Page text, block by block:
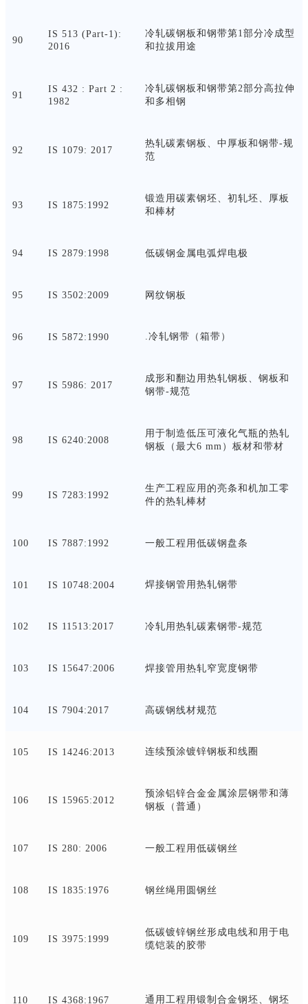
90
IS 513 (Part-1):
2016
冷轧碳钢板和钢带第1部分冷成型
和拉拔用途
91
IS 432 : Part 2 :
1982
冷轧碳钢板和钢带第2部分高拉伸
和多相钢
92 IS 1079: 2017
热轧碳素钢板、中厚板和钢带-规
范
93 IS 1875:1992
锻造用碳素钢坯、初轧坯、厚板
和棒材
94 IS 2879:1998 低碳钢金属电弧焊电极
95 IS 3502:2009 网纹钢板
96 IS 5872:1990 .冷轧钢带（箱带）
97 IS 5986: 2017
成形和翻边用热轧钢板、钢板和
钢带-规范
98 IS 6240:2008
用于制造低压可液化气瓶的热轧
钢板（最大6 mm）板材和带材
99 IS 7283:1992
生产工程应用的亮条和机加工零
件的热轧棒材
100 IS 7887:1992 一般工程用低碳钢盘条
101 IS 10748:2004 焊接钢管用热轧钢带
102 IS 11513:2017 冷轧用热轧碳素钢带-规范
103 IS 15647:2006 焊接管用热轧窄宽度钢带
104 IS 7904:2017 高碳钢线材规范
105 IS 14246:2013 连续预涂镀锌钢板和线圈
106 IS 15965:2012
预涂铝锌合金金属涂层钢带和薄
钢板（普通）
107 IS 280: 2006 一般工程用低碳钢丝
108 IS 1835:1976 钢丝绳用圆钢丝
109 IS 3975:1999
低碳镀锌钢丝形成电线和用于电
缆铠装的胶带
110 IS 4368:1967 通用工程用锻制合金钢坯、钢坯